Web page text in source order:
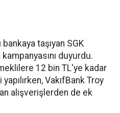
bankaya taşıyan SGK
duyurdu.
12 bin TL'ye kadar
VakıfBank Troy
alışverişlerden de ek